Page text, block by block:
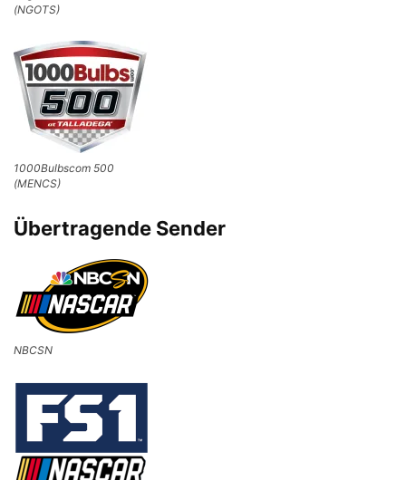
(NGOTS)
1000Bulbscom 500
(MENCS)
Übertragende Sender
NBCSN